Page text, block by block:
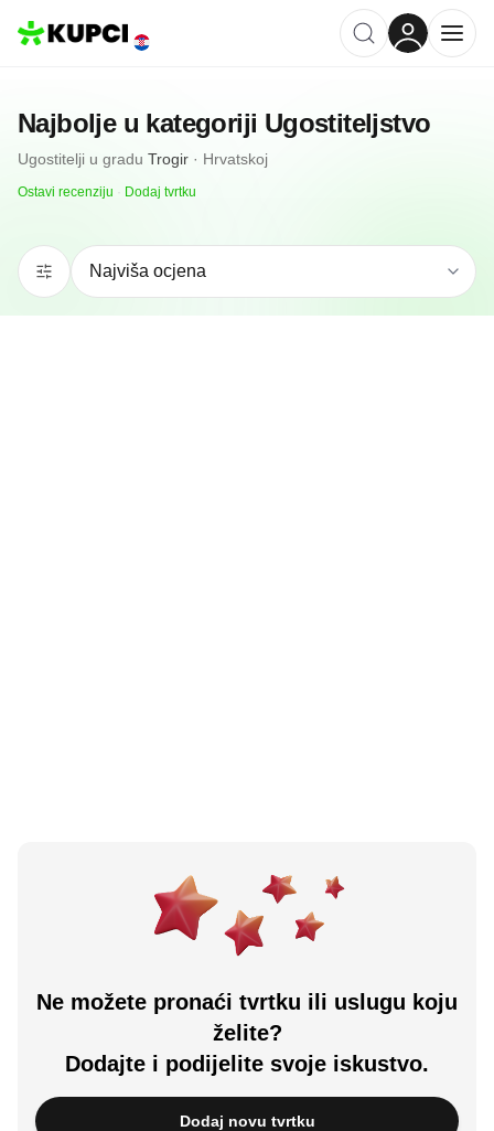
Najbolje u kategoriji Ugostiteljstvo
Ugostitelji u gradu Trogir · Hrvatskoj
Ostavi recenziju · Dodaj tvrtku
Ne možete pronaći tvrtku ili uslugu koju
želite?
Dodajte i podijelite svoje iskustvo.
Dodaj novu tvrtku